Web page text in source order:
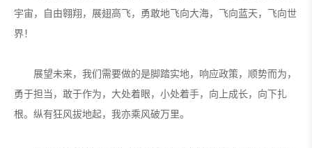
宇宙，自由翱翔，展翅高飞，勇敢地飞向大海，飞向蓝天，飞向世
界！
展望未来，我们需要做的是脚踏实地，响应政策，顺势而为，
勇于担当，敢于作为，大处着眼，小处着手，向上成长，向下扎
根。纵有狂风拔地起，我亦乘风破万里。